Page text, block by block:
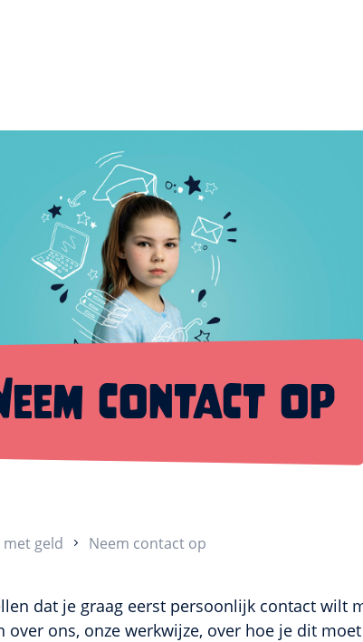
contact op
met geld Neem contact op
dat je graag eerst persoonlijk contact wilt
over ons, onze werkwijze, over hoe je dit